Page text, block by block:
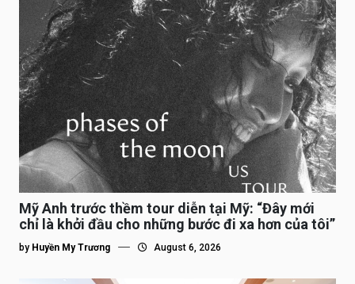
Mỹ Anh trước thềm tour diễn tại Mỹ: “Đây mới
chỉ là khởi đầu cho những bước đi xa hơn của tôi”
by Huyền My Trương August 6, 2026